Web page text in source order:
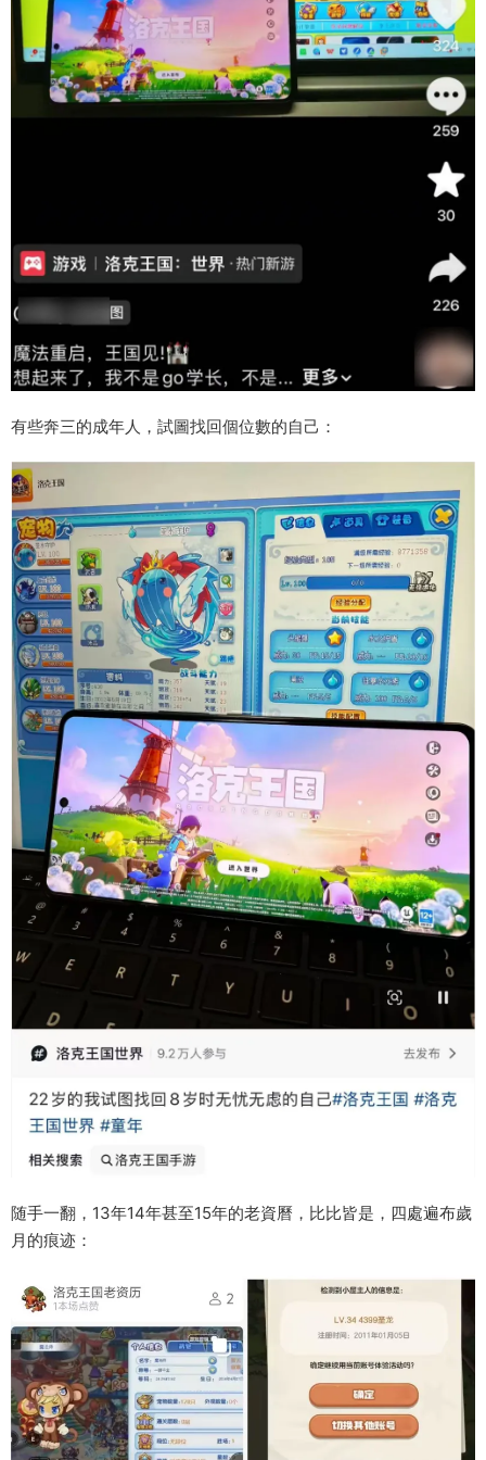
有些奔三的成年人，試圖找回個位數的自己：
随手一翻，13年14年甚至15年的老資曆，比比皆是，四處遍布歲
月的痕迹：